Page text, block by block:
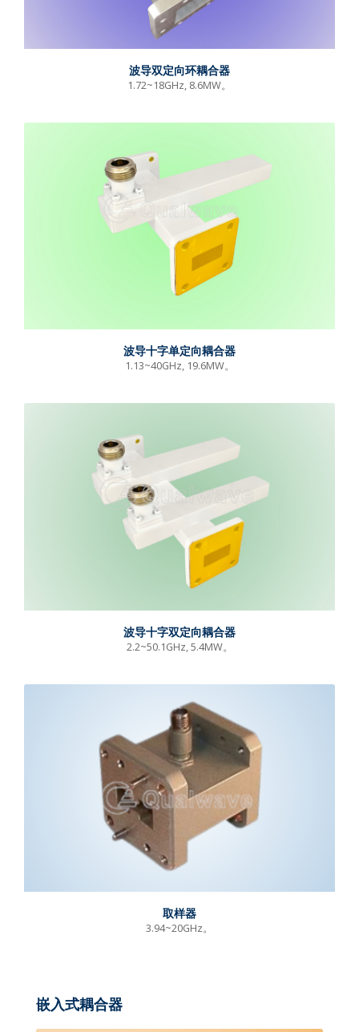
波导双定向环耦合器
1.72~18GHz, 8.6MW。
波导十字单定向耦合器
1.13~40GHz, 19.6MW。
波导十字双定向耦合器
2.2~50.1GHz, 5.4MW。
取样器
3.94~20GHz。
嵌入式耦合器